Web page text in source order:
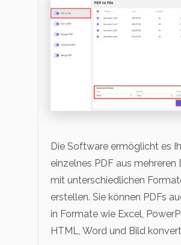
Die Software ermöglicht es
einzelnes PDF aus mehreren
mit unterschiedlichen
erstellen. Sie können PDFs
in Formate wie Excel,
HTML, Word und Bild